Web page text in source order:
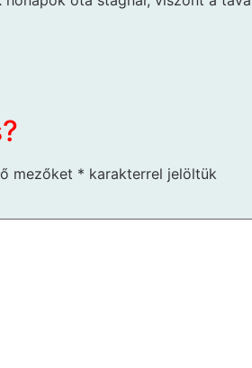
mezőket * karakterrel jelöltük